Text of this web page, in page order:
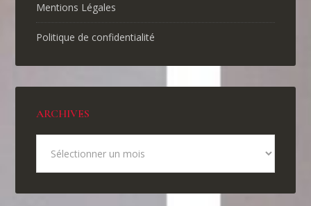
Mentions Légales
Politique de confidentialité
ARCHIVES